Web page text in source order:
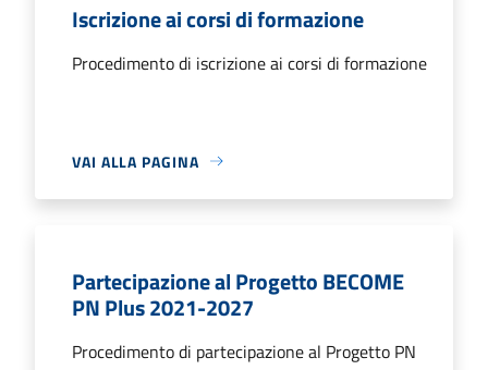
Iscrizione ai corsi di formazione
Procedimento di iscrizione ai corsi di formazione
VAI ALLA PAGINA
Partecipazione al Progetto BECOME
PN Plus 2021-2027
Procedimento di partecipazione al Progetto PN